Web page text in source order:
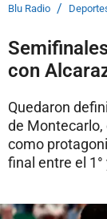
Blu Radio /
con
Quedaron
de Montecarlo,
como
final entre el 1°